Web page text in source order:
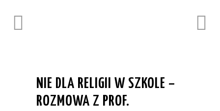
NIE DLA RELIGII W SZKOLE –
ROZMOWA Z PROF.